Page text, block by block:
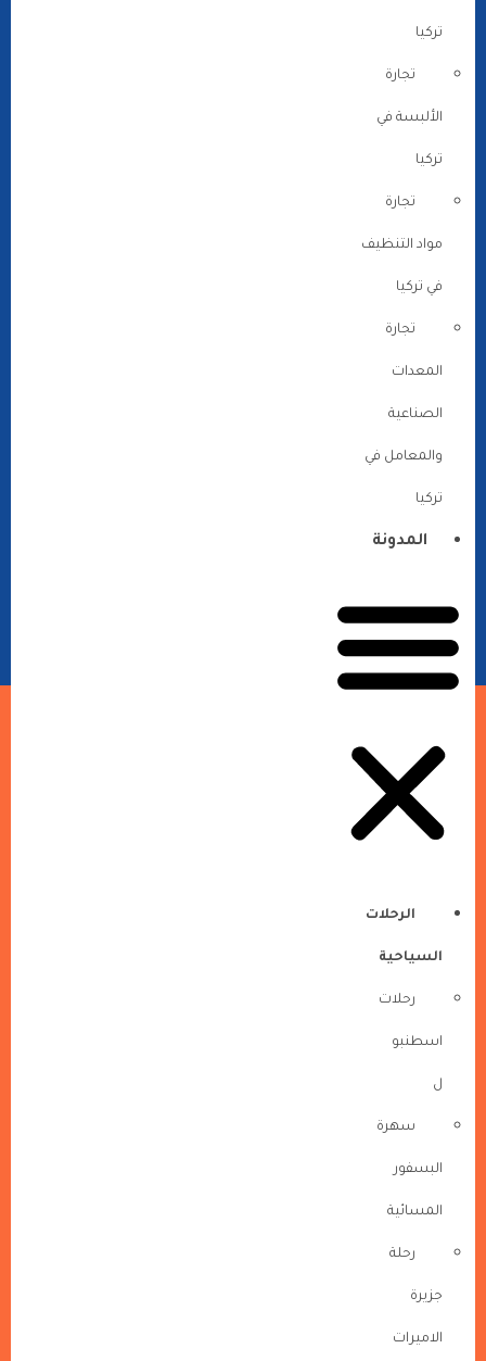
تركيا
تجارة
الألبسة في
تركيا
تجارة
مواد التنظيف
في تركيا
تجارة
المعدات
الصناعية
والمعامل في
تركيا
المدونة
الرحلات
السياحية
رحلات
اسطنبو
ل
سهرة
البسفور
المسائية
رحلة
جزيرة
الاميرات